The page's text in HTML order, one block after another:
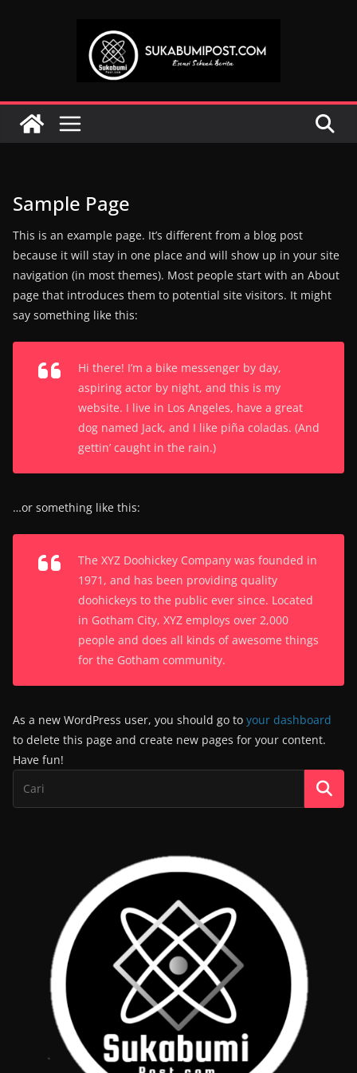
Sample Page
This is an example page. It’s different from a blog post
because it will stay in one place and will show up in your site
navigation (in most themes). Most people start with an About
page that introduces them to potential site visitors. It might
say something like this:
Hi there! I’m a bike messenger by day,
aspiring actor by night, and this is my
website. I live in Los Angeles, have a great
dog named Jack, and I like piña coladas. (And
gettin’ caught in the rain.)
…or something like this:
The XYZ Doohickey Company was founded in
1971, and has been providing quality
doohickeys to the public ever since. Located
in Gotham City, XYZ employs over 2,000
people and does all kinds of awesome things
for the Gotham community.
As a new WordPress user, you should go to your dashboard
to delete this page and create new pages for your content.
Have fun!